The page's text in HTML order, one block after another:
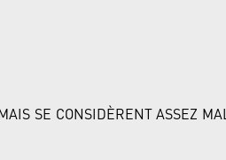
SE CONSIDÈRENT ASSEZ MAL